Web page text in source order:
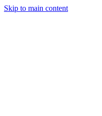
Skip to main content